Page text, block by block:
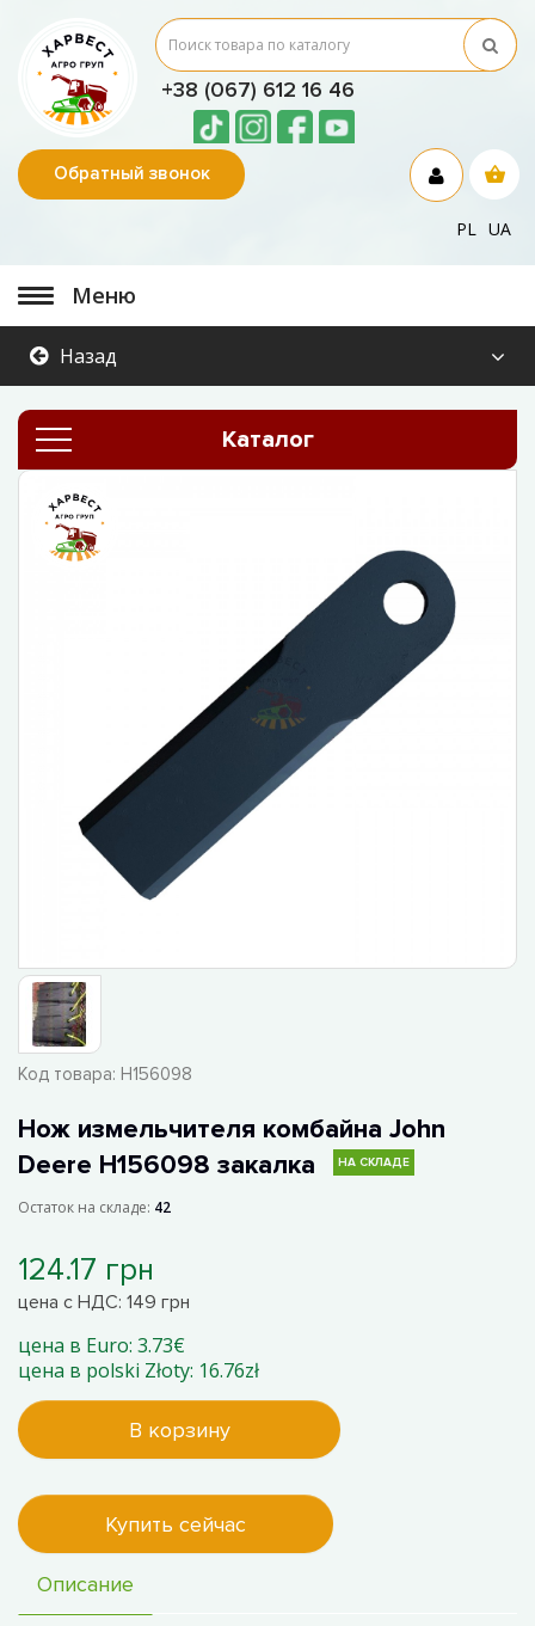
+38 (067) 612 16 46
Обратный звонок
PL UA
Меню
Назад
Каталог
Код товара: Н156098
Нож измельчителя комбайна John
Deere Н156098 закалка
НА СКЛАДЕ
Остаток на складе: 42
124.17 грн
цена с НДС: 149 грн
цена в Euro: 3.73€
цена в polski Złoty: 16.76zł
В корзину
Купить сейчас
Описание